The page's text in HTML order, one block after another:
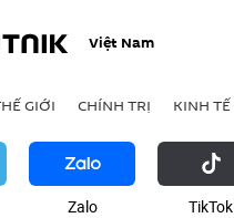
Việt Nam
GIỚI CHÍNH TRỊ KINH TẾ
Zalo ТikТоk